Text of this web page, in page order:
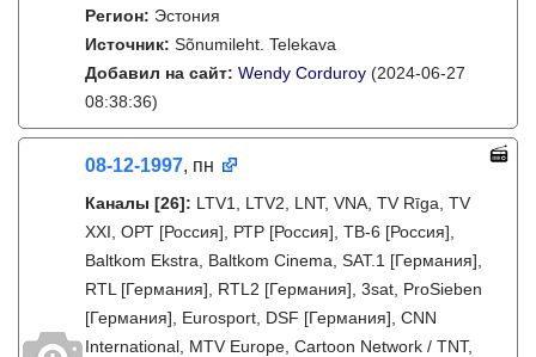
Регион: Эстония
Источник: Sõnumileht. Telekava
Добавил на сайт: Wendy Corduroy (2024-06-27
08:38:36)
08-12-1997, пн
Каналы [26]: LTV1, LTV2, LNT, VNA, TV Rīga, TV
XXI, ОРТ [Россия], РТР [Россия], ТВ-6 [Россия],
Baltkom Ekstra, Baltkom Cinema, SAT.1 [Германия],
RTL [Германия], RTL2 [Германия], 3sat, ProSieben
[Германия], Eurosport, DSF [Германия], CNN
International, MTV Europe, Cartoon Network / TNT,